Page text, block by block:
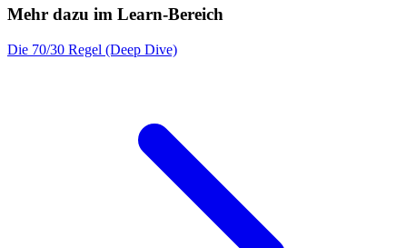
Mehr dazu im Learn-Bereich
Die 70/30 Regel (Deep Dive)